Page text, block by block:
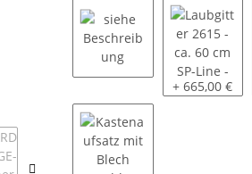
siehe Beschreibung
Laubgitter
+ 665,00 €